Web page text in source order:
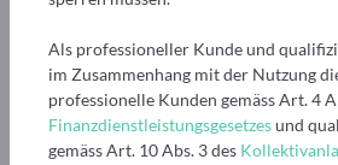
Community
Podcasts
Audiobeiträge mit spannenden
und Fondsindustrie
Fondsranking
Lassen Sie sich die besten Fonds
Peergroups anzeigen
Die besten Fonds
Vermögensverwalter
Informationen, Beiträge und
unserer Partner-
Übersicht, Anmeldung und
anstehenden Online- und
Vergangene Webinare
Finanzberatung
Merken
Europa Immobilien
Als professioneller Kunde und
im Zusammenhang mit der Nutzung
professionelle Kunden gemäss Art. 4
Finanzdienstleistungsgesetzesund
gemäss Art. 10 Abs. 3 des